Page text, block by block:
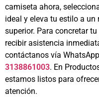
camiseta ahora,
ideal y eleva tu estilo a un
superior. Para concretar
recibir asistencia
contáctanos vía
3138861003. En
estamos listos para
atención.